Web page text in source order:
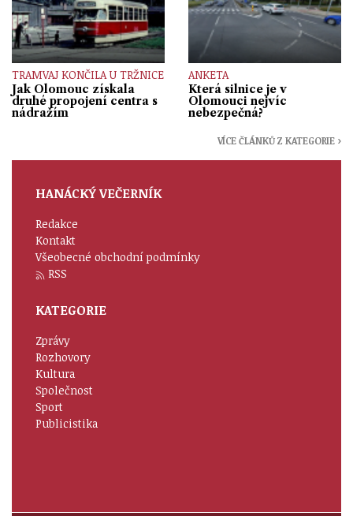
TRAMVAJ KONČILA U TRŽNICE
Jak Olomouc získala
druhé propojení centra s
nádražím
ANKETA
Která silnice je v
Olomouci nejvíc
nebezpečná?
VÍCE ČLÁNKŮ Z KATEGORIE ›
HANÁCKÝ VEČERNÍK
Redakce
Kontakt
Všeobecné obchodní podmínky
RSS
KATEGORIE
Zprávy
Rozhovory
Kultura
Společnost
Sport
Publicistika